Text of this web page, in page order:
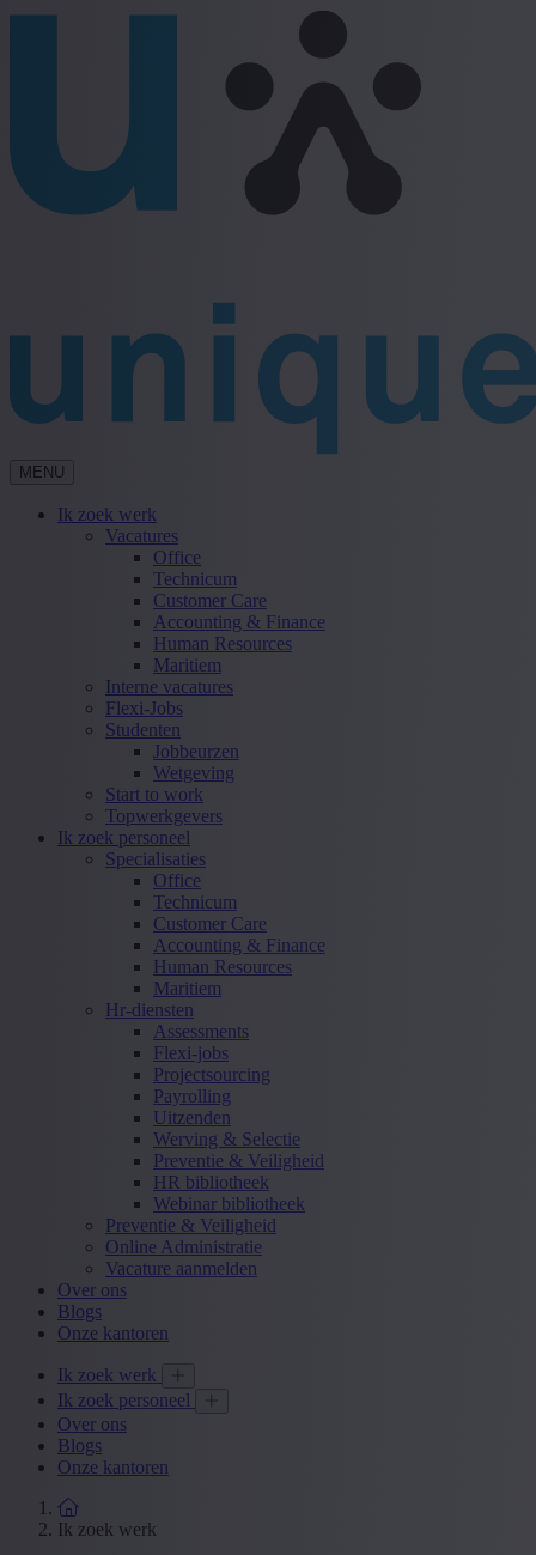
MENU
Ik zoek werk
Vacatures
Office
Technicum
Customer Care
Accounting & Finance
Human Resources
Maritiem
Interne vacatures
Flexi-Jobs
Studenten
Jobbeurzen
Wetgeving
Start to work
Topwerkgevers
Ik zoek personeel
Specialisaties
Office
Technicum
Customer Care
Accounting & Finance
Human Resources
Maritiem
Hr-diensten
Assessments
Flexi-jobs
Projectsourcing
Payrolling
Uitzenden
Werving & Selectie
Preventie & Veiligheid
HR bibliotheek
Webinar bibliotheek
Preventie & Veiligheid
Online Administratie
Vacature aanmelden
Over ons
Blogs
Onze kantoren
Ik zoek werk
Ik zoek personeel
Over ons
Blogs
Onze kantoren
Ik zoek werk